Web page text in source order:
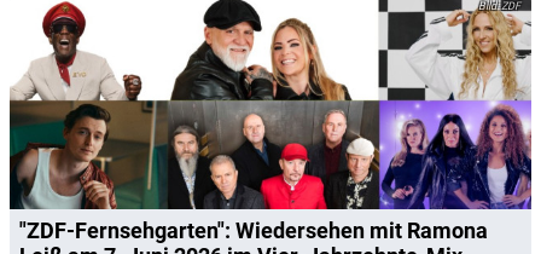
ZDF
"ZDF-Fernsehgarten": Wiedersehen mit Ramona